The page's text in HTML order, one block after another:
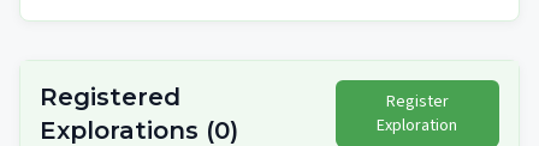
Registered
Explorations (0)
Register
Exploration